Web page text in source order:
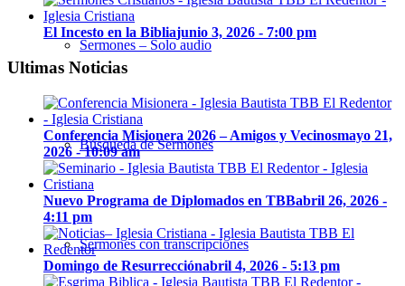
Sermones – Solo audio
Búsqueda de Sermones
Sermones con transcripciones
El Incesto en la Bibliajunio 3, 2026 - 7:00 pm
Ultimas Noticias
Conferencia Misionera 2026 – Amigos y Vecinosmayo 21,
2026 - 10:09 am
Nuevo Programa de Diplomados en TBBabril 26, 2026 -
4:11 pm
Domingo de Resurrecciónabril 4, 2026 - 5:13 pm